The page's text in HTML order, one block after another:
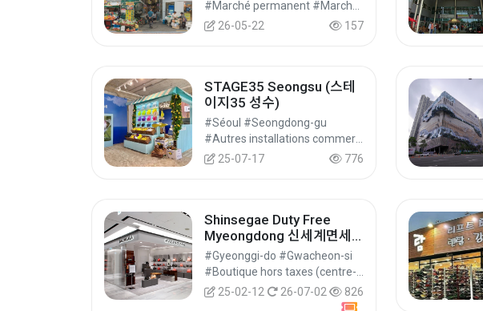
26-05-22
157
STAGE35 Seongsu (스테
이지35 성수)
#Séoul #Seongdong-gu
25-07-17
776
Shinsegae Duty Free
Myeongdong 신세계면세
점 명동
#Gyeonggi-do #Gwacheon-si
25-02-12
26-07-02 826